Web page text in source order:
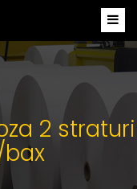
2 straturi